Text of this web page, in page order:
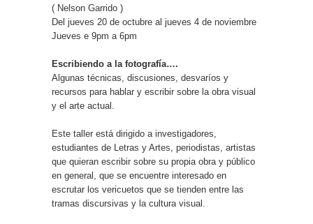
( Nelson Garrido )
Del jueves 20 de octubre al jueves 4 de noviembre
Jueves e 9pm a 6pm
Escribiendo a la fotografía….
Algunas técnicas, discusiones, desvaríos y
recursos para hablar y escribir sobre la obra visual
y el arte actual.
Este taller está dirigido a investigadores,
estudiantes de Letras y Artes, periodistas, artistas
que quieran escribir sobre su propia obra y público
en general, que se encuentre interesado en
escrutar los vericuetos que se tienden entre las
tramas discursivas y la cultura visual.